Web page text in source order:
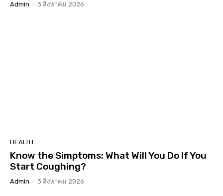
Admin - 3 สิงหาคม 2026
HEALTH
Know the Simptoms: What Will You Do If You
Start Coughing?
Admin - 3 สิงหาคม 2026